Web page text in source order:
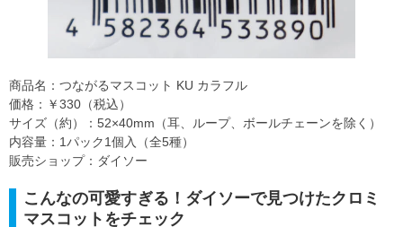
商品名：つながるマスコット KU カラフル
価格：￥330（税込）
サイズ（約）：52×40mm（耳、ループ、ボールチェーンを除く）
内容量：1パック1個入（全5種）
販売ショップ：ダイソー
こんなの可愛すぎる！ダイソーで見つけたクロミ
マスコットをチェック